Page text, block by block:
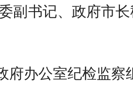
副书记、政府市
府办公室纪检监察